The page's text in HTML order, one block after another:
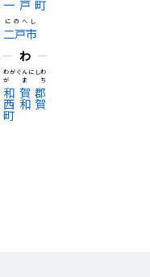
一戸町
二戸市
にのへし
わ
和賀郡
西和賀
町
わがぐんにしわ
がまち